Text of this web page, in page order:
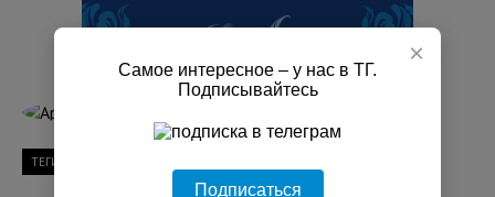
ТЕГИ
×
Самое интересное – у нас в ТГ.
Подписывайтесь
Подписаться